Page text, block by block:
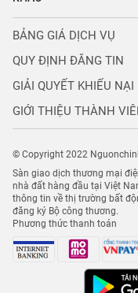
BẢNG GIÁ DỊCH VỤ
QUY ĐỊNH ĐĂNG TIN
GIẢI QUYẾT KHIẾU NẠI
GIỚI THIỆU THÀNH
© Copyright 2022
Sàn giao dịch thương mại
nhà đất hàng đầu tại Việt
thông tin về thị trường bất
đăng ký Bộ công thương.
Phương thức thanh toán